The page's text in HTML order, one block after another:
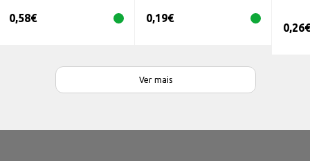
0,58€ 0,19€
0,26€
Ver mais